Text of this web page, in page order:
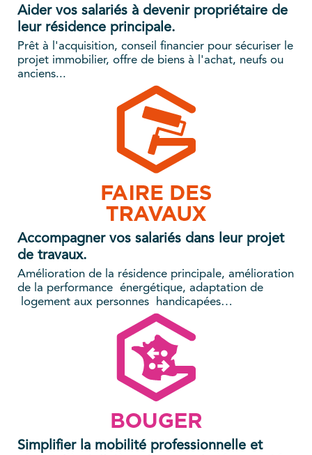
Aider vos salariés à devenir propriétaire de
leur résidence principale.
Prêt à l'acquisition, conseil financier pour sécuriser le
projet immobilier, offre de biens à l'achat, neufs ou
anciens...
Accompagner vos salariés dans leur projet
de travaux.
Amélioration de la résidence principale, amélioration
de la performance énergétique, adaptation de
logement aux personnes handicapées…
Simplifier la mobilité professionnelle et